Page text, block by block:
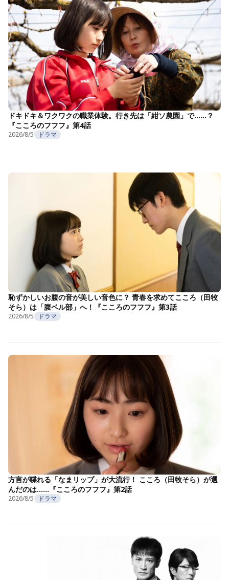
ドキドキ＆ワクワクの職業体験。行き先は「紺ソ農園」で……？
『こころのフフフ』第4話
2026/8/5 ドラマ
恥ずかしいお腹の音が美しい音色に？ 青春を求めてこころ（田牧
そら）は「腹ベル部」へ！『こころのフフフ』第3話
2026/8/5 ドラマ
方言が喋れる「なまリップ」が大流行！ こころ（田牧そら）が選
んだのは……『こころのフフフ』第2話
2026/8/5 ドラマ